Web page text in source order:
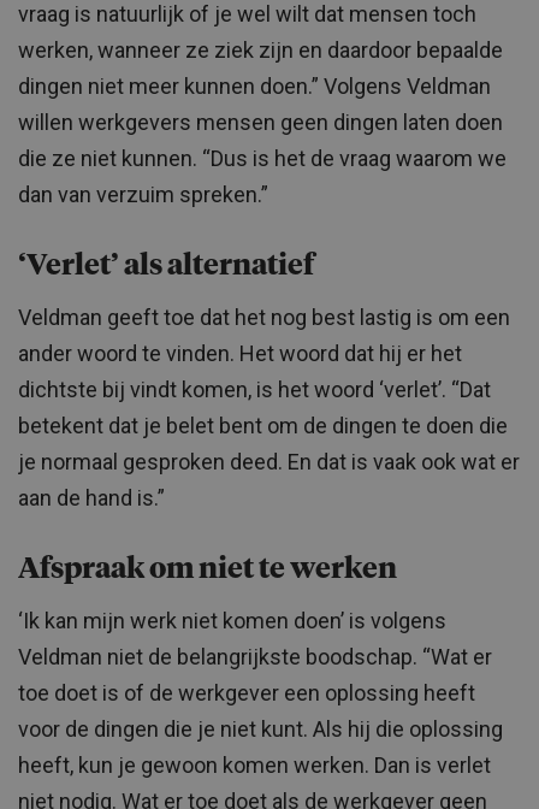
vraag is natuurlijk of je wel wilt dat mensen toch
werken, wanneer ze ziek zijn en daardoor bepaalde
dingen niet meer kunnen doen.” Volgens Veldman
willen werkgevers mensen geen dingen laten doen
die ze niet kunnen. “Dus is het de vraag waarom we
dan van verzuim spreken.”
‘Verlet’ als alternatief
Veldman geeft toe dat het nog best lastig is om een
ander woord te vinden. Het woord dat hij er het
dichtste bij vindt komen, is het woord ‘verlet’. “Dat
betekent dat je belet bent om de dingen te doen die
je normaal gesproken deed. En dat is vaak ook wat er
aan de hand is.”
Afspraak om niet te werken
‘Ik kan mijn werk niet komen doen’ is volgens
Veldman niet de belangrijkste boodschap. “Wat er
toe doet is of de werkgever een oplossing heeft
voor de dingen die je niet kunt. Als hij die oplossing
heeft, kun je gewoon komen werken. Dan is verlet
niet nodig. Wat er toe doet als de werkgever geen